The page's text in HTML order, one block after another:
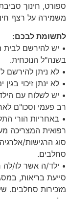
ספורט, חינוך
משמירה על רצף
לתשומת לבכם:
• יש להירשם
בשנה"ל הנוכחית.
• לא ניתן להירשם
• לא ינתן זיכוי
• יש לשלוח עם
רב פעמי וסכו"ם
• באחריות הורי
רפואית המצריכה
סוג הרגישות/
סחלבים.
• ילד/ה אשר לו/לה
סייעת בריאות,
מזכירות סחלבים.